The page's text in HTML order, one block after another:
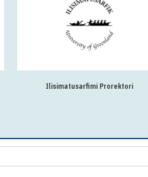
Ilisimatusarfimi Prorektori